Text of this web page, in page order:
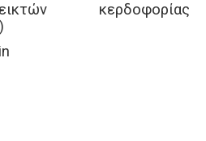
κερδοφορίας